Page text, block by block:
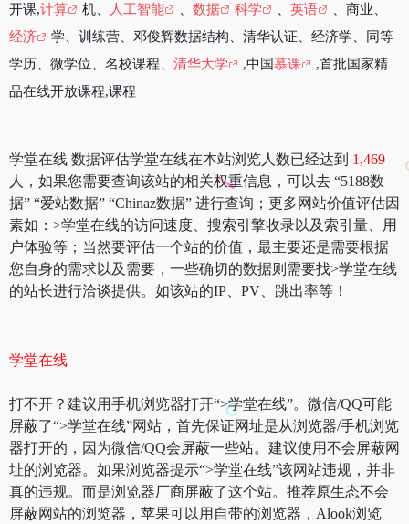
开课,计算 机、 人工智能 数据 科学 英语
、商业、
经济
学、训练营、邓俊辉数据结构、清华认证、经济学、同等
学历、微学位、名校课程、 清华大学 ,中国慕课
,首批国家精
品在线开放课程,课程
学堂在线 数据评估学堂在线在本站浏览人数已经达到 1,469
人，如果您需要查询该站的相关权重信息，可以去 “5188数
据” “爱站数据” “Chinaz数据” 进行查询；更多网站价值评估因
素如：>学堂在线的访问速度、搜索引擎收录以及索引量、用
户体验等；当然要评估一个站的价值，最主要还是需要根据
您自身的需求以及需要，一些确切的数据则需要找>学堂在线
的站长进行洽谈提供。如该站的IP、PV、跳出率等！
学堂在线
打不开？建议用手机浏览器打开“>学堂在线”。微信/QQ可能
屏蔽了“>学堂在线”网站，首先保证网址是从浏览器/手机浏览
器打开的，因为微信/QQ会屏蔽一些站。建议使用不会屏蔽网
址的浏览器。如果浏览器提示“>学堂在线”该网站违规，并非
真的违规。而是浏览器厂商屏蔽了这个站。推荐原生态不会
屏蔽网站的浏览器，苹果可以用自带的浏览器，Alook浏览